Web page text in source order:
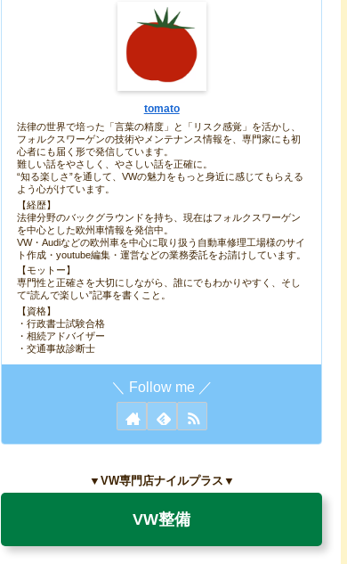
tomato
法律の世界で培った「言葉の精度」と「リスク感覚」を活かし、
フォルクスワーゲンの技術やメンテナンス情報を、専門家にも初
心者にも届く形で発信しています。
難しい話をやさしく、やさしい話を正確に。
“知る楽しさ”を通して、VWの魅力をもっと身近に感じてもらえる
よう心がけています。
【経歴】
法律分野のバックグラウンドを持ち、現在はフォルクスワーゲン
を中心とした欧州車情報を発信中。
VW・Audiなどの欧州車を中心に取り扱う自動車修理工場様のサイ
ト作成・youtube編集・運営などの業務委託をお請けしています。
【モットー】
専門性と正確さを大切にしながら、誰にでもわかりやすく、そし
て“読んで楽しい”記事を書くこと。
【資格】
・行政書士試験合格
・相続アドバイザー
・交通事故診断士
▼VW専門店ナイルプラス▼
VW整備